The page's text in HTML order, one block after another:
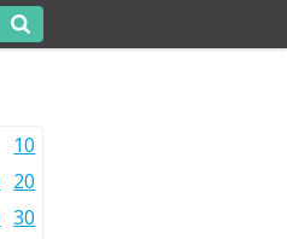
10
20
30